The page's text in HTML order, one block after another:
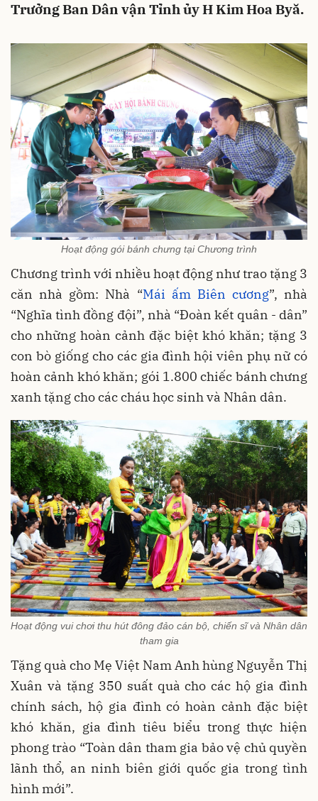
Trưởng Ban Dân vận Tỉnh ủy H Kim Hoa Byă.
Hoạt động gói bánh chưng tại Chương trình
Chương trình với nhiều hoạt động như trao tặng 3
căn nhà gồm: Nhà “Mái ấm Biên cương”, nhà
“Nghĩa tình đồng đội”, nhà “Đoàn kết quân - dân”
cho những hoàn cảnh đặc biệt khó khăn; tặng 3
con bò giống cho các gia đình hội viên phụ nữ có
hoàn cảnh khó khăn; gói 1.800 chiếc bánh chưng
xanh tặng cho các cháu học sinh và Nhân dân.
Hoạt động vui chơi thu hút đông đảo cán bộ, chiến sĩ và Nhân dân
tham gia
Tặng quà cho Mẹ Việt Nam Anh hùng Nguyễn Thị
Xuân và tặng 350 suất quà cho các hộ gia đình
chính sách, hộ gia đình có hoàn cảnh đặc biệt
khó khăn, gia đình tiêu biểu trong thực hiện
phong trào “Toàn dân tham gia bảo vệ chủ quyền
lãnh thổ, an ninh biên giới quốc gia trong tình
hình mới”.